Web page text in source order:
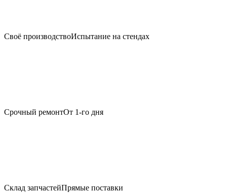
Своё производствоИспытание на стендах
Срочный ремонтОт 1-го дня
Склад запчастейПрямые поставки